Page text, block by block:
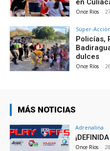
en
Once Ríos -
Súper-Acción
Policías,
dulces
Once Ríos -
MÁS NOTICIAS
Adrenalina
Once Ríos -